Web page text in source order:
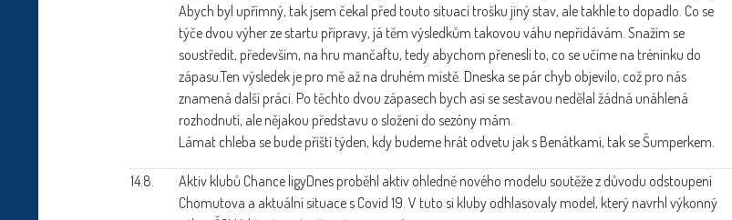
Abych byl upřímný, tak jsem čekal před touto situací trošku jiný stav, ale takhle to dopadlo. Co se
týče dvou výher ze startu přípravy, já těm výsledkům takovou váhu nepřidávám. Snažím se
soustředit, především, na hru mančaftu, tedy abychom přenesli to, co se učíme na tréninku do
zápasu.Ten výsledek je pro mě až na druhém místě. Dneska se pár chyb objevilo, což pro nás
znamená další práci. Po těchto dvou zápasech bych asi se sestavou nedělal žádná unáhlená
rozhodnutí, ale nějakou představu o složení do sezóny mám.
Lámat chleba se bude příští týden, kdy budeme hrát odvetu jak s Benátkami, tak se Šumperkem.
14.8. Aktiv klubů Chance ligyDnes proběhl aktiv ohledně nového modelu soutěže z důvodu odstoupení
Chomutova a aktuální situace s Covid 19. V tuto si kluby odhlasovaly model, který navrhl výkonný